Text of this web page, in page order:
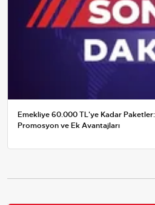
Emekliye 60.000 TL'ye Kadar Paketler:
Promosyon ve Ek Avantajları